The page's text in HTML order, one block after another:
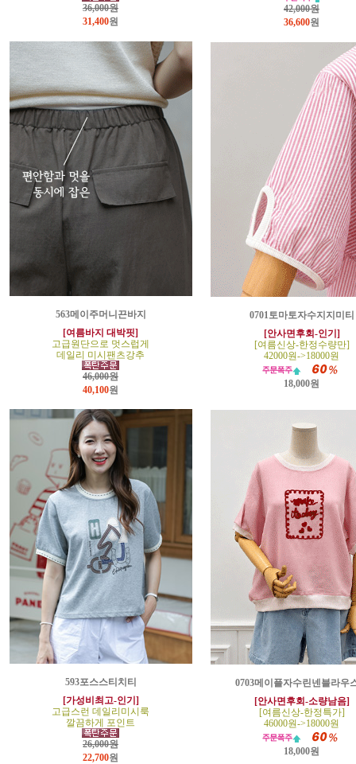
36,000원
31,400원
42,000원
36,600원
563메이주머니끈바지
[여름바지 대박핏]
고급원단으로 멋스럽게
데일리 미시팬츠강추
46,000원
40,100원
0701토마토자수지지미티
[안사면후회-인기]
[여름신상-한정수량만]
42000원->18000원
18,000원
593포스스티치티
[가성비최고-인기]
고급스런 데일리미시룩
깔끔하게 포인트
26,000원
22,700원
0703메이플자수린넨블라우
[안사면후회-소량남음]
[여름신상-한정특가]
46000원->18000원
18,000원